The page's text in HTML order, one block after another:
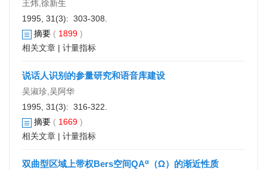
王炜,徐新生
1995, 31(3): 303-308.
摘要 ( 1899 )
相关文章 | 计量指标
说话人识别的参量研究和语音库建设
吴淑珍,吴阿华
1995, 31(3): 316-322.
摘要 ( 1669 )
相关文章 | 计量指标
双曲型区域上带权Bers空间QAα （Ω）的渐近性质